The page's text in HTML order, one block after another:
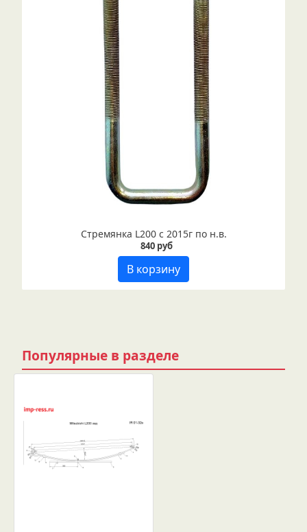
Стремянка L200 с 2015г по н.в.
840 руб
В корзину
Популярные в разделе